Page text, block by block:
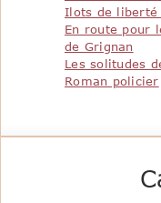
Ilots de
En route pour
de Grignan
Les solitudes
Roman policier